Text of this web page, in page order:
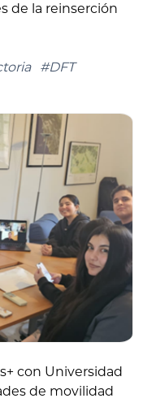
de la reinserción
#DFT
con Universidad
de movilidad